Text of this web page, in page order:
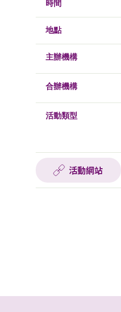
時間
地點
主辦機構
合辦機構
活動類型
活動網站